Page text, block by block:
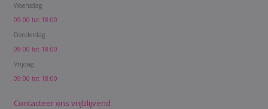
Woensdag
09:00 tot 18:00
Donderdag
09:00 tot 18:00
Vrijdag
09:00 tot 18:00
Contacteer ons vrijblijvend